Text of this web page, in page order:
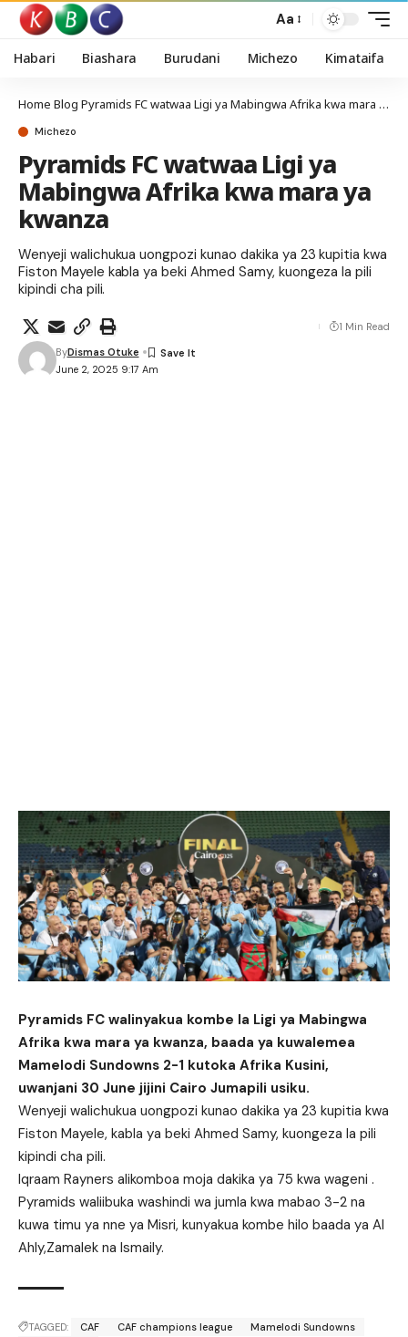
Aa
Habari Biashara Burudani Michezo Kimataifa
Home Blog Pyramids FC watwaa Ligi ya Mabingwa Afrika kwa mara ya kwanza
Michezo
Pyramids FC watwaa Ligi ya
Mabingwa Afrika kwa mara ya
kwanza
Wenyeji walichukua uongpozi kunao dakika ya 23 kupitia kwa
Fiston Mayele kabla ya beki Ahmed Samy, kuongeza la pili
kipindi cha pili.
June 2, 2025 9:17 Am
ByDismas Otuke
1 Min Read
Pyramids FC walinyakua kombe la Ligi ya Mabingwa
Afrika kwa mara ya kwanza, baada ya kuwalemea
Mamelodi Sundowns 2-1 kutoka Afrika Kusini,
uwanjani 30 June jijini Cairo Jumapili usiku.
Wenyeji walichukua uongpozi kunao dakika ya 23 kupitia kwa
Fiston Mayele, kabla ya beki Ahmed Samy, kuongeza la pili
kipindi cha pili.
Iqraam Rayners alikomboa moja dakika ya 75 kwa wageni .
Pyramids waliibuka washindi wa jumla kwa mabao 3-2 na
kuwa timu ya nne ya Misri, kunyakua kombe hilo baada ya Al
Ahly,Zamalek na Ismaily.
TAGGED: CAF CAF champions league
Mamelodi Sundowns